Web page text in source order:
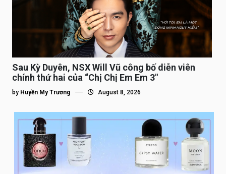
Sau Kỳ Duyên, NSX Will Vũ công bố diễn viên
chính thứ hai của “Chị Chị Em Em 3″
by Huyền My Trương August 8, 2026